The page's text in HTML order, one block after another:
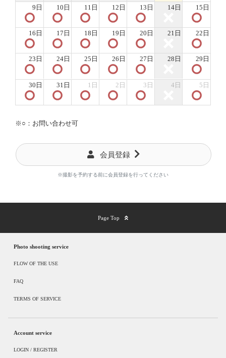
9日 10日 11日 12日 13日 14日 15日
16日 17日 18日 19日 20日 21日 22日
23日 24日 25日 26日 27日 28日 29日
30日 31日 1日 2日 3日 4日 5日
※○：お問い合わせ可
会員登録
※撮影を予約する前に会員登録を行ってください
Page Top
Photo shooting service
FLOW OF THE USE
FAQ
TERMS OF SERVICE
Account service
LOGIN / REGISTER